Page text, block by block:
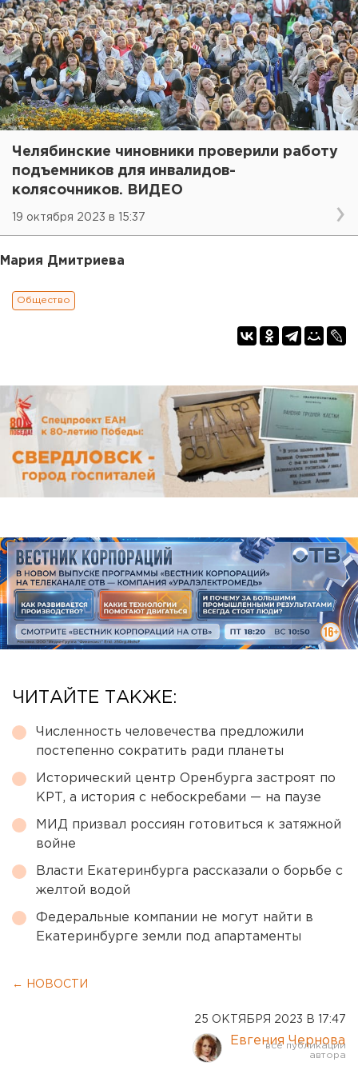
Челябинские чиновники проверили работу
подъемников для инвалидов-
колясочников. ВИДЕО
19 октября 2023 в 15:37
Мария Дмитриева
Общество
ЧИТАЙТЕ ТАКЖЕ:
Численность человечества предложили
постепенно сократить ради планеты
Исторический центр Оренбурга застроят по
КРТ, а история с небоскребами — на паузе
МИД призвал россиян готовиться к затяжной
войне
Власти Екатеринбурга рассказали о борьбе с
желтой водой
Федеральные компании не могут найти в
Екатеринбурге земли под апартаменты
← НОВОСТИ
25 ОКТЯБРЯ 2023 В 17:47
Евгения Чернова